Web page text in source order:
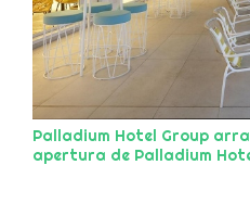
Palladium Hotel Group
apertura de Palladium